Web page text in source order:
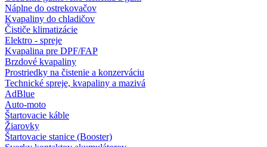
Náplne do ostrekovačov
Kvapaliny do chladičov
Čističe klimatizácie
Elektro - spreje
Kvapalina pre DPF/FAP
Brzdové kvapaliny
Prostriedky na čistenie a konzerváciu
Technické spreje, kvapaliny a mazivá
AdBlue
Auto-moto
Štartovacie káble
Žiarovky
Štartovacie stanice (Booster)